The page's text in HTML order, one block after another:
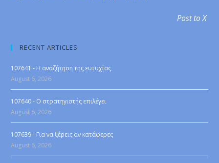
Post to X
RECENT ARTICLES
107641 - Η αναζήτηση της ευτυχίας
August 6, 2026
107640 - Ο στρατηγιστής επιλέγει
August 6, 2026
107639 - Για να ξέρεις αν κατάφερες
August 6, 2026